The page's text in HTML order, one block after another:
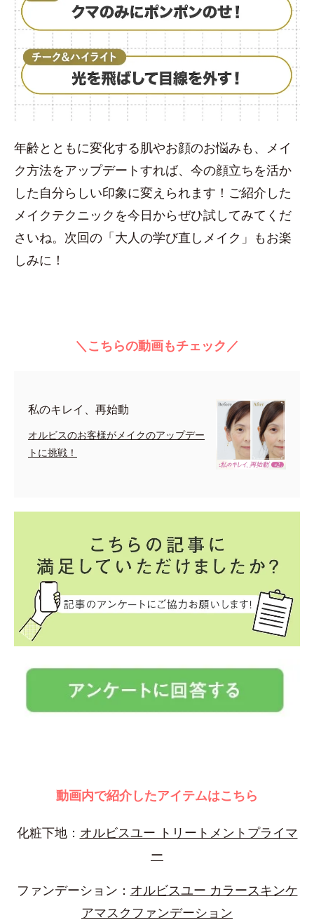
年齢とともに変化する肌やお顔のお悩みも、メイ
ク方法をアップデートすれば、今の顔立ちを活か
した自分らしい印象に変えられます！ご紹介した
メイクテクニックを今日からぜひ試してみてくだ
さいね。次回の「大人の学び直しメイク」もお楽
しみに！
＼こちらの動画もチェック／
私のキレイ、再始動
オルビスのお客様がメイクのアップデー
トに挑戦！
動画内で紹介したアイテムはこちら
化粧下地： オルビスユー トリートメントプライマ
ー
ファンデーション： オルビスユー カラースキンケ
アマスクファンデーション